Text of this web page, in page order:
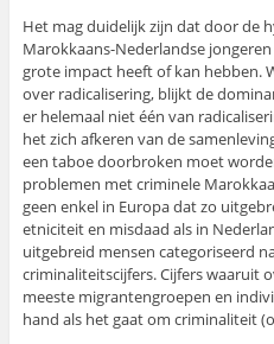
Het mag duidelijk zijn dat door de
Marokkaans-Nederlandse
grote impact heeft of kan hebben.
over radicalisering, blijkt de
er helemaal niet één van
het zich afkeren van de
een taboe doorbroken moet
problemen met criminele
geen enkel in Europa dat zo
etniciteit en misdaad als in
uitgebreid mensen categoriseerd
criminaliteitscijfers. Cijfers waaruit
meeste migrantengroepen en
hand als het gaat om criminaliteit